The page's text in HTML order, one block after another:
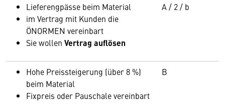
Lieferengpässe beim Material
im Vertrag mit Kunden die
ÖNORMEN vereinbart
Sie wollen Vertrag auflösen
A / 2 / b
Hohe Preissteigerung (über 8 %)
beim Material
Fixpreis oder Pauschale vereinbart
B